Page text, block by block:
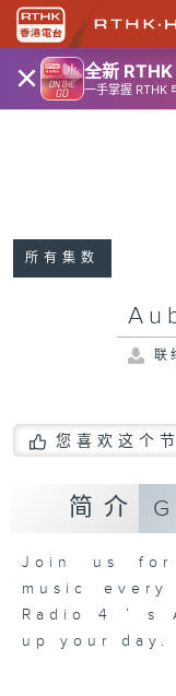
× 全新
一手掌握 RTHK
所有集数
联
您喜欢这个
简介
Join us for
music
Radio 4 ’ s
up your day.